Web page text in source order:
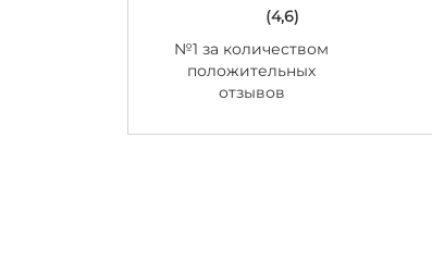
(4,6)
№1 за количеством
положительных
отзывов